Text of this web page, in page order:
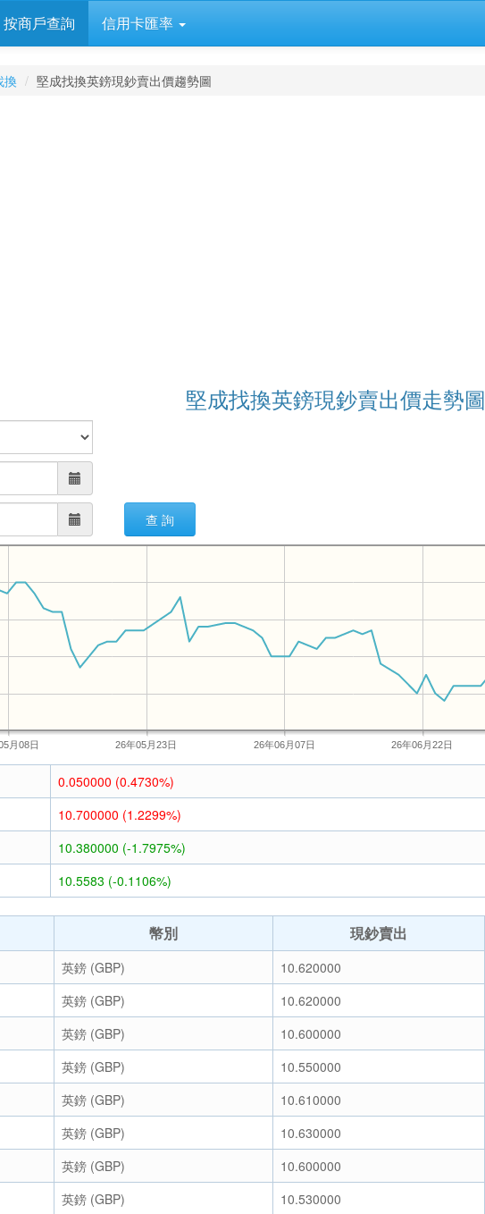
按商戶查詢 信用卡匯率
換 堅成找換英鎊現鈔賣出價趨勢圖
堅成找換英鎊現鈔賣出價走勢圖
查 詢
月08日 26年05月23日 26年06月07日 26年06月22日
0.050000 (0.4730%)
10.700000 (1.2299%)
10.380000 (-1.7975%)
10.5583 (-0.1106%)
幣別 現鈔賣出
英鎊 (GBP) 10.620000
英鎊 (GBP) 10.620000
英鎊 (GBP) 10.600000
英鎊 (GBP) 10.550000
英鎊 (GBP) 10.610000
英鎊 (GBP) 10.630000
英鎊 (GBP) 10.600000
英鎊 (GBP) 10.530000